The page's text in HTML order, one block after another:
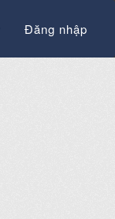
Đăng nhập